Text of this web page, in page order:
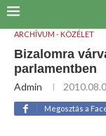
ARCHÍVUM - KÖZÉLET
Bizalomra
parlamentben
Admin
Megosztás a